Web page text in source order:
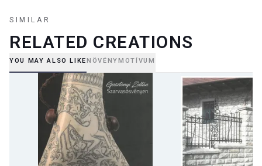
SIMILAR
RELATED CREATIONS
YOU MAY ALSO LIKENÖVÉNYMOTÍVUM